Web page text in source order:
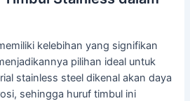
kelebihan yang signifikan
pilihan ideal untuk
stainless steel dikenal akan daya
sehingga huruf timbul ini